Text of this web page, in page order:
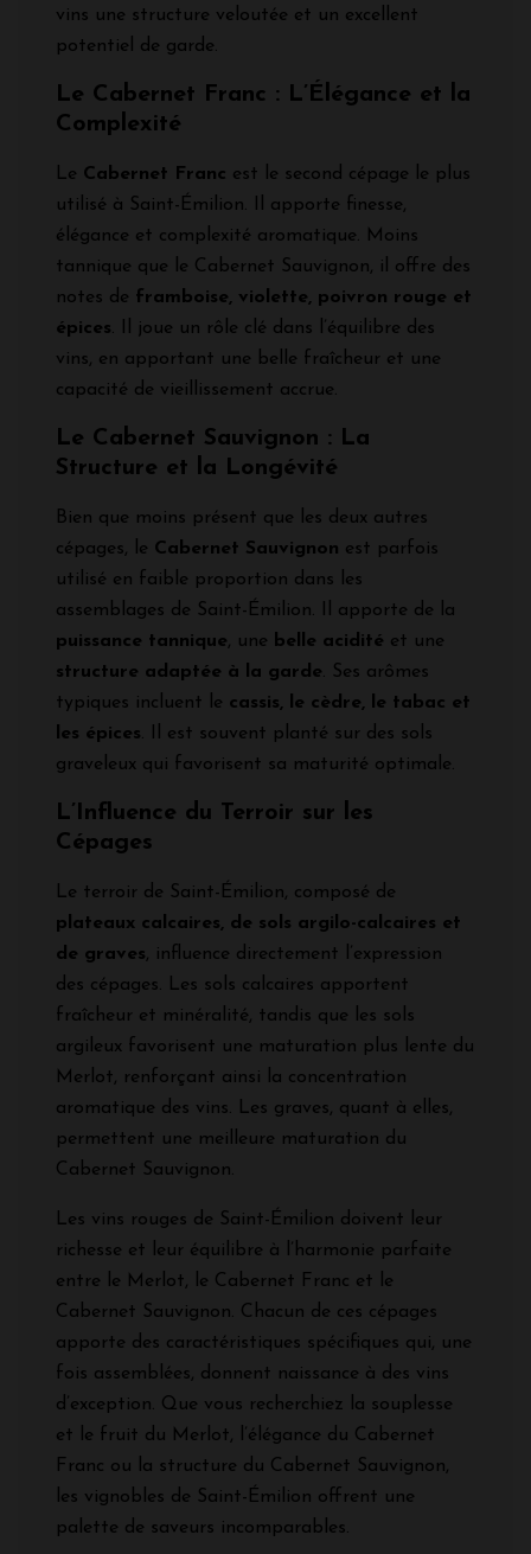
vins une structure veloutée et un excellent
potentiel de garde.
Le Cabernet Franc : L’Élégance et la
Complexité
Le Cabernet Franc est le second cépage le plus
utilisé à Saint-Émilion. Il apporte finesse,
élégance et complexité aromatique. Moins
tannique que le Cabernet Sauvignon, il offre des
notes de framboise, violette, poivron rouge et
épices. Il joue un rôle clé dans l’équilibre des
vins, en apportant une belle fraîcheur et une
capacité de vieillissement accrue.
Le Cabernet Sauvignon : La
Structure et la Longévité
Bien que moins présent que les deux autres
cépages, le Cabernet Sauvignon est parfois
utilisé en faible proportion dans les
assemblages de Saint-Émilion. Il apporte de la
puissance tannique, une belle acidité et une
structure adaptée à la garde. Ses arômes
typiques incluent le cassis, le cèdre, le tabac et
les épices. Il est souvent planté sur des sols
graveleux qui favorisent sa maturité optimale.
L’Influence du Terroir sur les
Cépages
Le terroir de Saint-Émilion, composé de
plateaux calcaires, de sols argilo-calcaires et
de graves, influence directement l’expression
des cépages. Les sols calcaires apportent
fraîcheur et minéralité, tandis que les sols
argileux favorisent une maturation plus lente du
Merlot, renforçant ainsi la concentration
aromatique des vins. Les graves, quant à elles,
permettent une meilleure maturation du
Cabernet Sauvignon.
Les vins rouges de Saint-Émilion doivent leur
richesse et leur équilibre à l’harmonie parfaite
entre le Merlot, le Cabernet Franc et le
Cabernet Sauvignon. Chacun de ces cépages
apporte des caractéristiques spécifiques qui, une
fois assemblées, donnent naissance à des vins
d’exception. Que vous recherchiez la souplesse
et le fruit du Merlot, l’élégance du Cabernet
Franc ou la structure du Cabernet Sauvignon,
les vignobles de Saint-Émilion offrent une
palette de saveurs incomparables.